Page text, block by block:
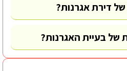
של דירת אגרנות?
של בעיית האגרנות?